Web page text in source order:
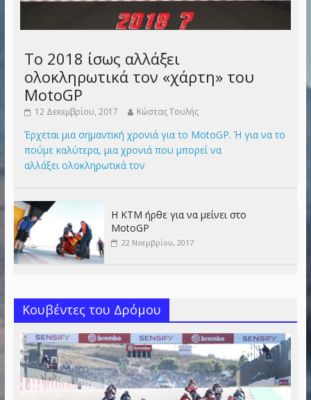
Το 2018 ίσως αλλάξει
ολοκληρωτικά τον «χάρτη» του
MotoGP
12 Δεκεμβρίου, 2017 Κώστας Τουλής
Έρχεται μια σημαντική χρονιά για το MotoGP. Ή για να το
πούμε καλύτερα, μια χρονιά που μπορεί να
αλλάξει ολοκληρωτικά τον
Η KTM ήρθε για να μείνει στο
MotoGP
22 Νοεμβρίου, 2017
Κουβέντες του Δρόμου